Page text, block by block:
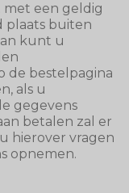
een geldig
plaats buiten
kunt u
de bestelpagina
als u
gegevens
betalen zal er
hierover vragen
opnemen.